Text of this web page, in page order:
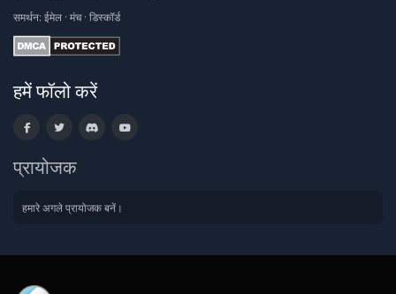
समर्थन: ईमेल · मंच· डिस्कॉर्ड
हमें फॉलो करें
प्रायोजक
हमारे अगले प्रायोजक बनें।